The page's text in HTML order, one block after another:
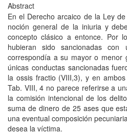
Abstract
En el Derecho arcaico de la Ley
noción general de la iniuria y
concepto clásico a entonce. Por
hubieran sido sancionadas
correspondía a su mayor o menor
únicas conductas sancionadas
la ossis fractio (VIII,3), y en
Tab. VIII, 4 no parece referirse a
la comisión intencional de los
suma de dinero de 25 ases que
una eventual composición
desea la víctima.